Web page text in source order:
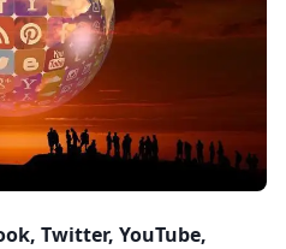
Twitter, YouTube,